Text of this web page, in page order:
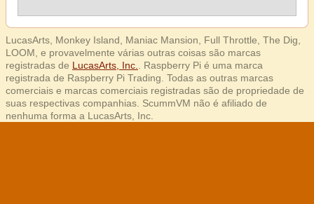
LucasArts, Monkey Island, Maniac Mansion, Full Throttle, The Dig,
LOOM, e provavelmente várias outras coisas são marcas
registradas de LucasArts, Inc.
. Raspberry Pi é uma marca
registrada de Raspberry Pi Trading. Todas as outras marcas
comerciais e marcas comerciais registradas são de propriedade de
suas respectivas companhias. ScummVM não é afiliado de
nenhuma forma a LucasArts, Inc.